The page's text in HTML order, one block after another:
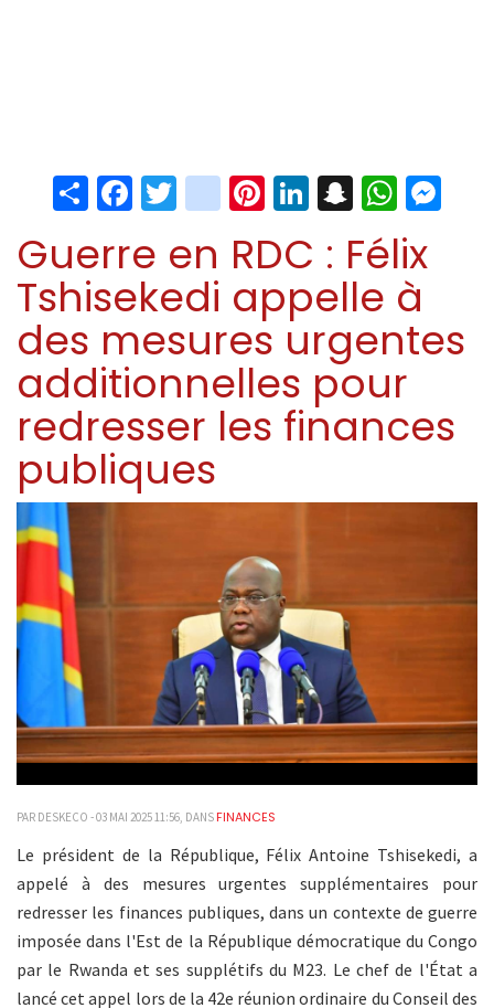
ShareFacebook
Twitter
instagram
Pinterest
LinkedIn
Snapchat
Guerre en RDC : Félix
Tshisekedi appelle à
des mesures urgentes
additionnelles pour
redresser les finances
publiques
PAR DESKECO - 03 MAI 2025 11:56, DANS FINANCES
Le président de la République, Félix Antoine Tshisekedi, a
appelé à des mesures urgentes supplémentaires pour
redresser les finances publiques, dans un contexte de guerre
imposée dans l'Est de la République démocratique du Congo
par le Rwanda et ses supplétifs du M23. Le chef de l'État a
lancé cet appel lors de la 42e réunion ordinaire du Conseil des